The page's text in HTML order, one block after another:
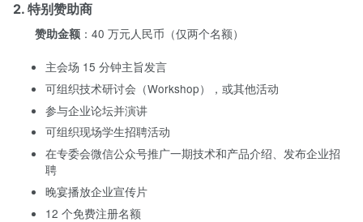
2. 特别赞助商
赞助金额 ：40 万元人民币（仅两个名额）
主会场 15 分钟主旨发言
可组织技术研讨会（Workshop），或其他活动
参与企业论坛并演讲
可组织现场学生招聘活动
在专委会微信公众号推广一期技术和产品介绍、发布企业招
聘
晚宴播放企业宣传片
12 个免费注册名额